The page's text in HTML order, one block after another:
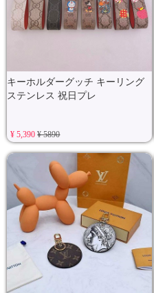
キーホルダーグッチ キーリング
ステンレス 祝日プレ
¥ 5,390¥ 5890